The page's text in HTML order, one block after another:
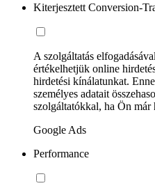
Kiterjesztett Conversion-
A szolgáltatás
értékelhetjük online
hirdetési kínálatunkat.
személyes adatait
szolgáltatókkal, ha Ön már
Google Ads
Performance